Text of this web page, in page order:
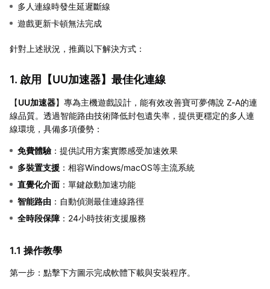
多人連線時發生延遲斷線
遊戲更新卡頓無法完成
針對上述狀況，推薦以下解決方式：
1. 啟用【UU加速器】最佳化連線
【UU加速器】專為主機遊戲設計，能有效改善寶可夢傳說 Z-A的連
線品質。透過智能路由技術降低封包遺失率，提供更穩定的多人連
線環境，具備多項優勢：
免費體驗 ：提供試用方案實際感受加速效果
多裝置支援 ：相容Windows/macOS等主流系統
直覺化介面 ：單鍵啟動加速功能
智能路由 ：自動偵測最佳連線路徑
全時段保障 ：24小時技術支援服務
1.1 操作教學
第一步：點擊下方圖示完成軟體下載與安裝程序。